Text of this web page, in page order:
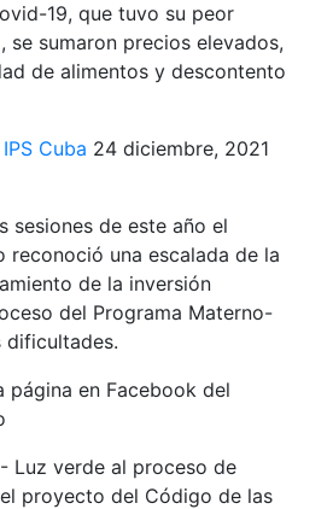
19, que tuvo su peor
se sumaron precios elevados,
de alimentos y descontento
Cuba 24 diciembre, 2021
sesiones de este año el
reconoció una escalada de la
de la inversión
del Programa Materno-
dificultades.
página en Facebook del
Luz verde al proceso de
proyecto del Código de las